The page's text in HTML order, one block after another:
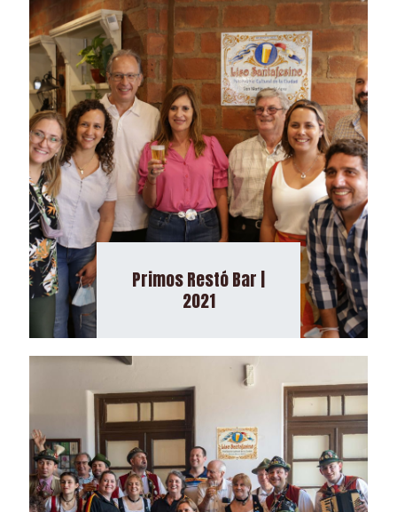
Primos Restó Bar |
2021